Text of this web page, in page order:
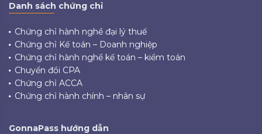
Danh sách chứng chỉ
Chứng chỉ hành nghề đại lý thuế
Chứng chỉ Kế toán – Doanh nghiệp
Chứng chỉ hành nghề kế toán – kiểm toán
Chuyển đổi CPA
Chứng chỉ ACCA
Chứng chỉ hành chính – nhân sự
GonnaPass hướng dẫn